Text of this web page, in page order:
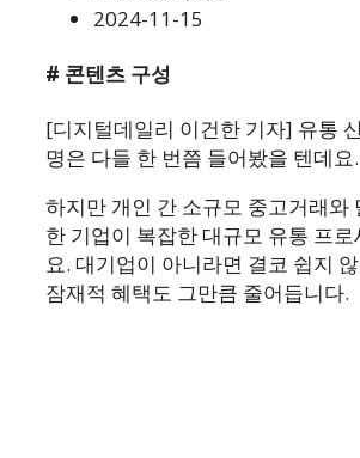
2024-11-15
# 콘텐츠 구성
[디지털데일리 이건한 기자] 유통
명은 다들 한 번쯤 들어봤을 텐데
하지만 개인 간 소규모 중고거래
한 기업이 복잡한 대규모 유통 프
요. 대기업이 아니라면 결코 쉽지
잠재적 혜택도 그만큼 줄어듭니다.